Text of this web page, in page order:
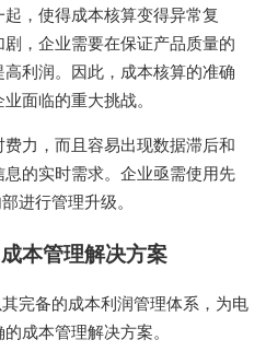
，使得成本核算变得异常复
，企业需要在保证产品质量的
利润。因此，成本核算的准确
面临的重大挑战。
力，而且容易出现数据滞后和
的实时需求。企业亟需使用先
进行管理升级。
本管理解决方案
完备的成本利润管理体系，为电
成本管理解决方案。